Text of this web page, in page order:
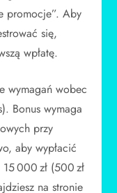
promocje”. Aby
się,
wpłatę.
wymagań wobec
Bonus wymaga
przy
aby wypłacić
000 zł (500 zł
na stronie